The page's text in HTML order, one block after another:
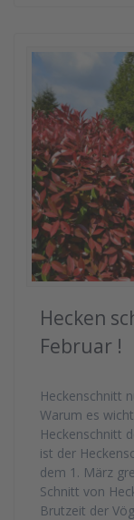
Hecken
Februar !
Heckenschnitt
Warum es
Heckenschnitt
ist der
dem 1. März
Schnitt von
Brutzeit der